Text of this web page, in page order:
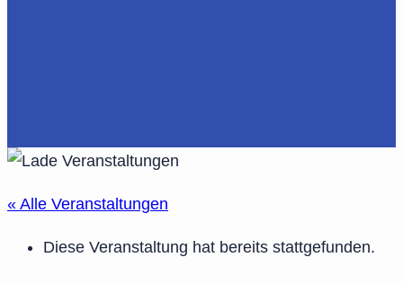
« Alle Veranstaltungen
Diese Veranstaltung hat bereits stattgefunden.